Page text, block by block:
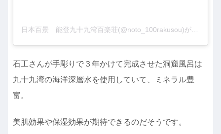
石工さんが手彫りで３年かけて完成させた洞窟風呂は
九十九湾の海洋深層水を使用していて、ミネラル豊
富。
美肌効果や保湿効果が期待できるのだそうです。